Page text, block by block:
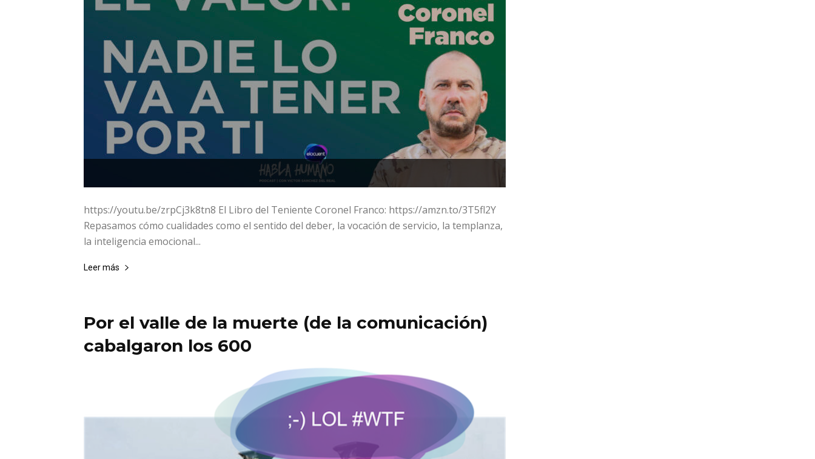
https://youtu.be/zrpCj3k8tn8 El Libro del Teniente Coronel Franco: https://amzn.to/3T5fl2Y
Repasamos cómo cualidades como el sentido del deber, la vocación de servicio, la templanza,
la inteligencia emocional...
Leer más
Por el valle de la muerte (de la comunicación)
cabalgaron los 600